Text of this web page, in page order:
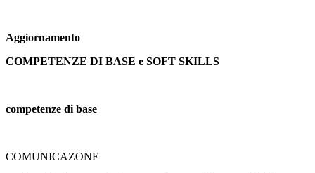
Aggiornamento
COMPETENZE DI BASE e SOFT SKILLS
competenze di base
COMUNICAZONE